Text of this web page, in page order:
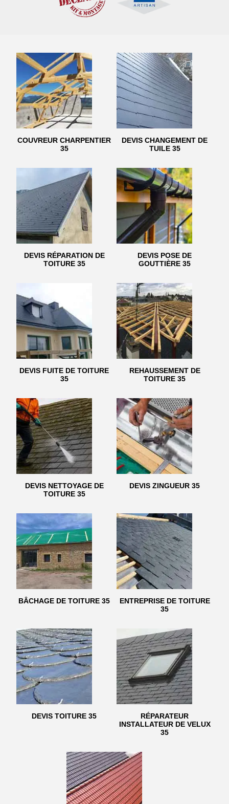
COUVREUR CHARPENTIER
35
DEVIS CHANGEMENT DE
TUILE 35
DEVIS RÉPARATION DE
TOITURE 35
DEVIS POSE DE
GOUTTIÈRE 35
DEVIS FUITE DE TOITURE
35
REHAUSSEMENT DE
TOITURE 35
DEVIS NETTOYAGE DE
TOITURE 35
DEVIS ZINGUEUR 35
BÂCHAGE DE TOITURE 35
ENTREPRISE DE TOITURE
35
DEVIS TOITURE 35
RÉPARATEUR
INSTALLATEUR DE VELUX
35